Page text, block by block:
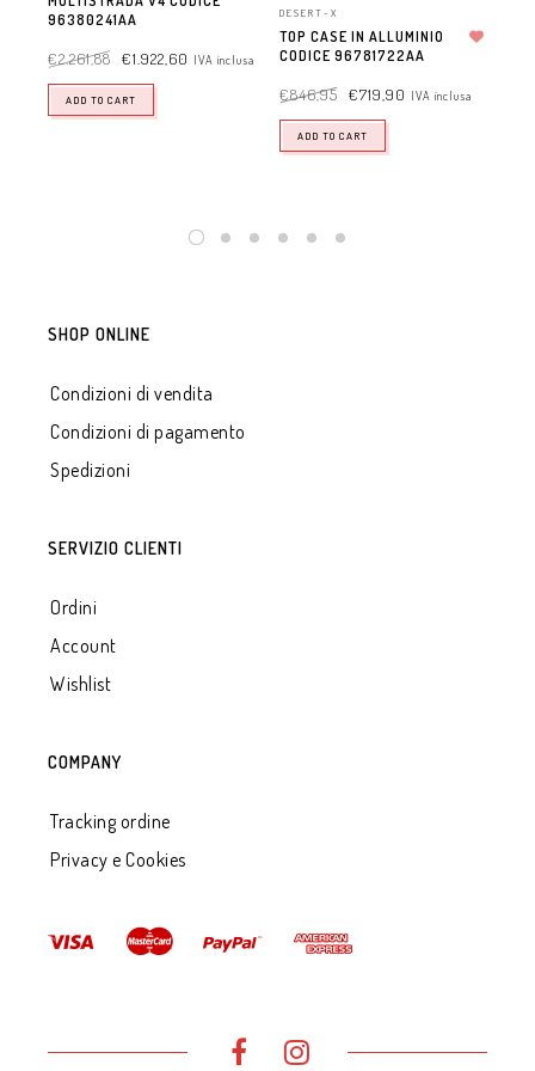
96380241AA
€2.261,88 €1.922,60 IVA inclusa
ADD TO CART
DESERT-X
TOP CASE IN ALLUMINIO
CODICE 96781722AA
€846,95 €719,90 IVA inclusa
ADD TO CART
SHOP ONLINE
Condizioni di vendita
Condizioni di pagamento
Spedizioni
SERVIZIO CLIENTI
Ordini
Account
Wishlist
COMPANY
Tracking ordine
Privacy e Cookies